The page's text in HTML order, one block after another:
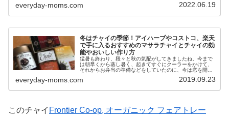
スパイスチャイがいつでも飲める便利アイテムです。コス
everyday-moms.com 2022.06.19
冬はチャイの季節！アイハーブやコストコ、楽天
で手に入るおすすめのマサラチャイとチャイの効
能やおいしい作り方
猛暑も終わり、段々と秋の気配がしてきましたね。今まで
は朝早くから蒸し暑く、起きてすぐにクーラーをかけて、
それからお弁当の準備などをしていたのに、今は窓を開け
の私です。そんなちょっぴり肌寒い...
everyday-moms.com 2019.09.23
このチャイ Frontier Co-op, オーガニック フェアトレー